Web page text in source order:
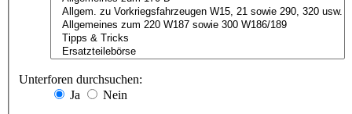
Unterforen durchsuchen:
Ja
Nein